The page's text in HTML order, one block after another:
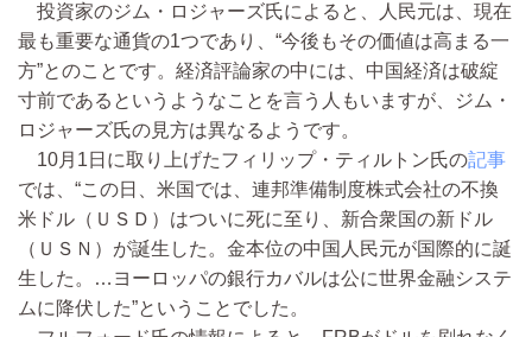
投資家のジム・ロジャーズ氏によると、人民元は、現在
最も重要な通貨の1つであり、“今後もその価値は高まる一
方”とのことです。経済評論家の中には、中国経済は破綻
寸前であるというようなことを言う人もいますが、ジム・
ロジャーズ氏の見方は異なるようです。
10月1日に取り上げたフィリップ・ティルトン氏の記事
では、“この日、米国では、連邦準備制度株式会社の不換
米ドル（ＵＳＤ）はついに死に至り、新合衆国の新ドル
（ＵＳＮ）が誕生した。金本位の中国人民元が国際的に誕
生した。…ヨーロッパの銀行カバルは公に世界金融システ
ムに降伏した”ということでした。